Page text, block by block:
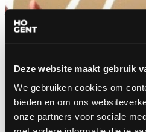
Deze website maakt gebruik
We gebruiken cookies om
bieden en om ons
onze partners voor sociale